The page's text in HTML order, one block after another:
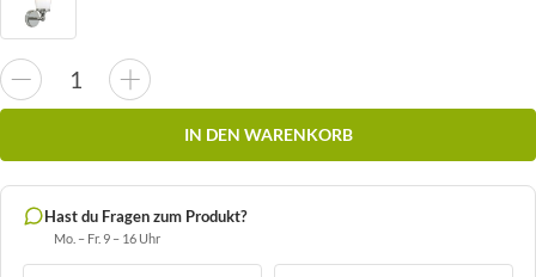
IN DEN WARENKORB
Hast du Fragen zum Produkt?
Mo. – Fr. 9 – 16 Uhr